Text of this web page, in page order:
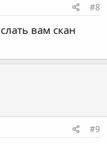
#8
вам скан
#9